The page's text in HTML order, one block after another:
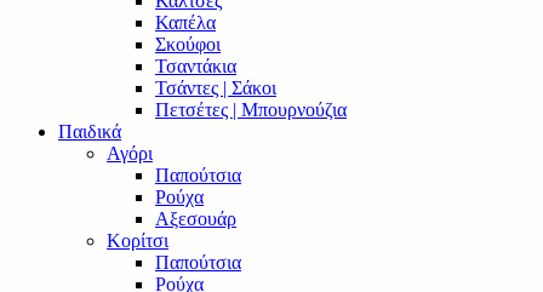
Καπέλα
Σκούφοι
Τσαντάκια
Τσάντες | Σάκοι
Πετσέτες | Μπουρνούζια
Παιδικά
Αγόρι
Παπούτσια
Ρούχα
Αξεσουάρ
Κορίτσι
Παπούτσια
Ρούχα